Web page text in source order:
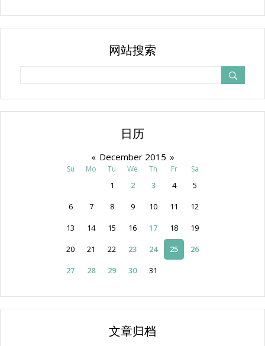
网站搜索
日历
« December 2015 »
Su Mo Tu We Th Fr Sa
1 2 3 4
5
6
7 8 9 10 11
12
13
14 15 16 17 18
19
20
21 22 23 24 25
26
27
28 29 30 31
文章归档